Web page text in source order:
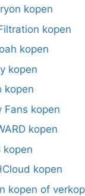
kopen
kopen
kopen
kopen
kopen
Fans kopen
kopen
kopen
kopen
kopen of